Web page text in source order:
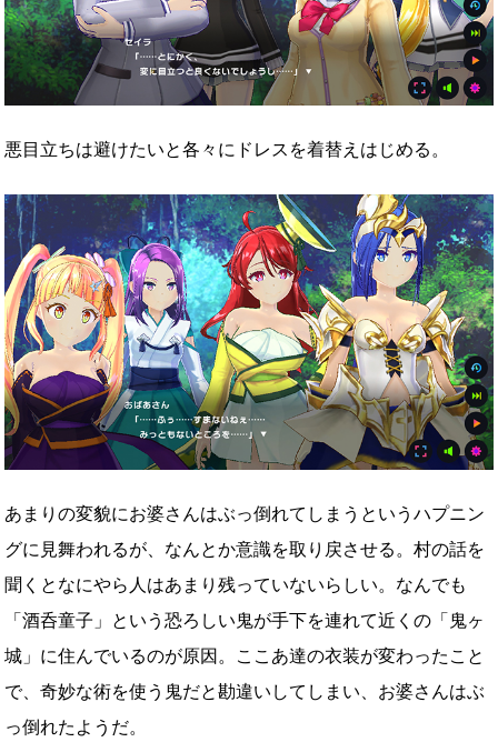
悪目立ちは避けたいと各々にドレスを着替えはじめる。
あまりの変貌にお婆さんはぶっ倒れてしまうというハプニン
グに見舞われるが、なんとか意識を取り戻させる。村の話を
聞くとなにやら人はあまり残っていないらしい。なんでも
「酒呑童子」という恐ろしい鬼が手下を連れて近くの「鬼ヶ
城」に住んでいるのが原因。ここあ達の衣装が変わったこと
で、奇妙な術を使う鬼だと勘違いしてしまい、お婆さんはぶ
っ倒れたようだ。